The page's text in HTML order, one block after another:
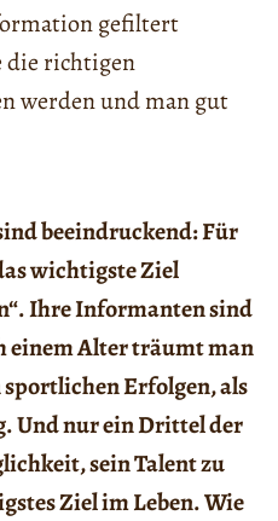
gefiltert
die richtigen
werden und man gut
beeindruckend: Für
wichtigste Ziel
Ihre Informanten sind
einem Alter träumt man
Erfolgen, als
Und nur ein Drittel der
sein Talent zu
Ziel im Leben. Wie